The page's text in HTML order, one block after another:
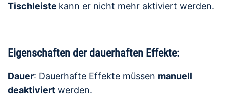
Tischleiste kann er nicht mehr aktiviert werden.
Eigenschaften der dauerhaften Effekte:
Dauer: Dauerhafte Effekte müssen manuell
deaktiviert werden.